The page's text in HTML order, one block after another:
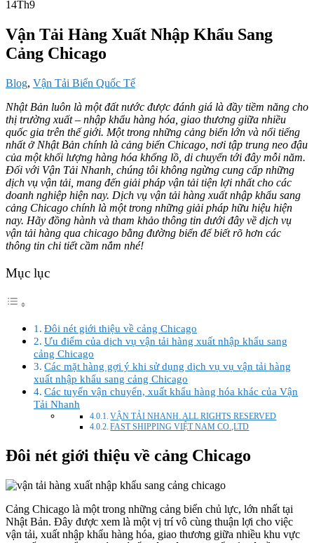
14Th9
Vận Tải Hàng Xuất Nhập Khẩu Sang
Cảng Chicago
Blog, Vận Tải Biển Quốc Tế
Nhật Bản luôn là một đất nước được đánh giá là đầy tiềm năng cho
thị trường xuất – nhập khẩu hàng hóa, giao thương giữa nhiều
quốc gia trên thế giới. Một trong những cảng biển lớn và nổi tiếng
nhất ở Nhật Bản chính là cảng biển Chicago, nơi tập trung neo đậu
của một khối lượng hàng hóa khổng lồ, di chuyển tới đây mỗi năm.
Đối với Vận Tải Nhanh, chúng tôi không ngừng cung cấp những
dịch vụ vận tải, mang đến giải pháp vận tải tiện lợi nhất cho các
doanh nghiệp hiện nay. Dịch vụ vận tải hàng xuất nhập khẩu sang
cảng Chicago chính là một trong những giải pháp hữu hiệu hiện
nay. Hãy đồng hành và tham khảo thông tin dưới đây về dịch vụ
vận tải hàng qua chicago bằng đường biển để biết rõ hơn các
thông tin chi tiết cầm nắm nhé!
Mục lục
Đôi nét giới thiệu về cảng Chicago
Ưu điểm của dịch vụ vận tải hàng xuất nhập khẩu sang
cảng Chicago
Các mặt hàng gợi ý khi sử dụng dịch vụ vụ vận tải hàng
xuất nhập khẩu sang cảng Chicago
Các tuyến vận chuyển, xuất khẩu hàng hóa khác của Vận
Tải Nhanh
VẬN TẢI NHANH. ALL RIGHTS RESERVED
FAST SHIPPING VIỆT NAM CO.,LTD
Đôi nét giới thiệu về cảng Chicago
Cảng Chicago là một trong những cảng biển chủ lực, lớn nhất tại
Nhật Bản. Đây được xem là một vị trí vô cùng thuận lợi cho việc
vận tải, xuất nhập khẩu hàng hóa, giao thương giữa nhiều khu vực